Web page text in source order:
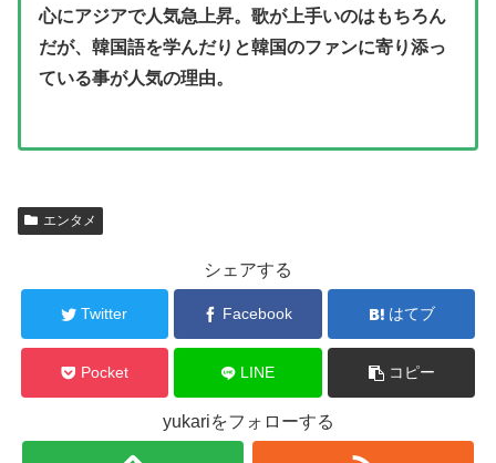
心にアジアで人気急上昇。歌が上手いのはもちろん
だが、韓国語を学んだりと韓国のファンに寄り添っ
ている事が人気の理由。
エンタメ
シェアする
Twitter Facebook はてブ
Pocket LINE コピー
yukariをフォローする